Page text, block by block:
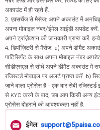
अकाउंट में ही रहते हैं.
3. एक्सचेंज से मैसेज: अपने अकाउंट में
अपना मोबाइल नंबर/ईमेल आईडी अपडेट
अपने ट्रांज़ैक्शन की जानकारी प्राप्त करें.
4. डिपॉज़िटरी से मैसेज: a) अपने डीमैट
पार्टिसिपेंट के साथ अपना मोबाइल नंबर
सीडीएसएल से सीधे अपने डीमैट अकाउंट में
रजिस्टर्ड मोबाइल पर अलर्ट प्राप्त करें. b)
जाने वाला प्रोसेस है - एक बार सेबी
से KYC करने के बाद, जब आप किसी अन्य
प्रोसेस दोहराने की आवश्यकता नहीं है.
ईमेल: